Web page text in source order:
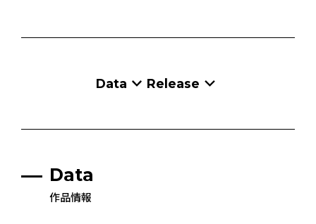
Data Release
Data
作品情報